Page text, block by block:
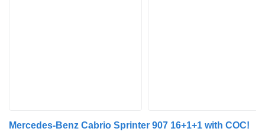
Mercedes-Benz Cabrio Sprinter 907 16+1+1 with COC!